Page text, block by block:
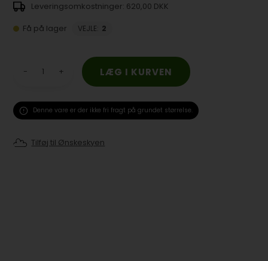
620,00 DKK
Få på lager
VEJLE: 2
- +
Denne vare er der ikke fri fragt på grundet størrelse.
Tilføj til Ønskeskyen